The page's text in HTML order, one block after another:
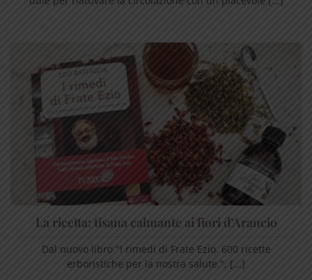
La ricetta: tisana calmante ai fiori d’Arancio
Dal nuovo libro "I rimedi di Frate Ezio. 600 ricette
erboristiche per la nostra salute.", [...]